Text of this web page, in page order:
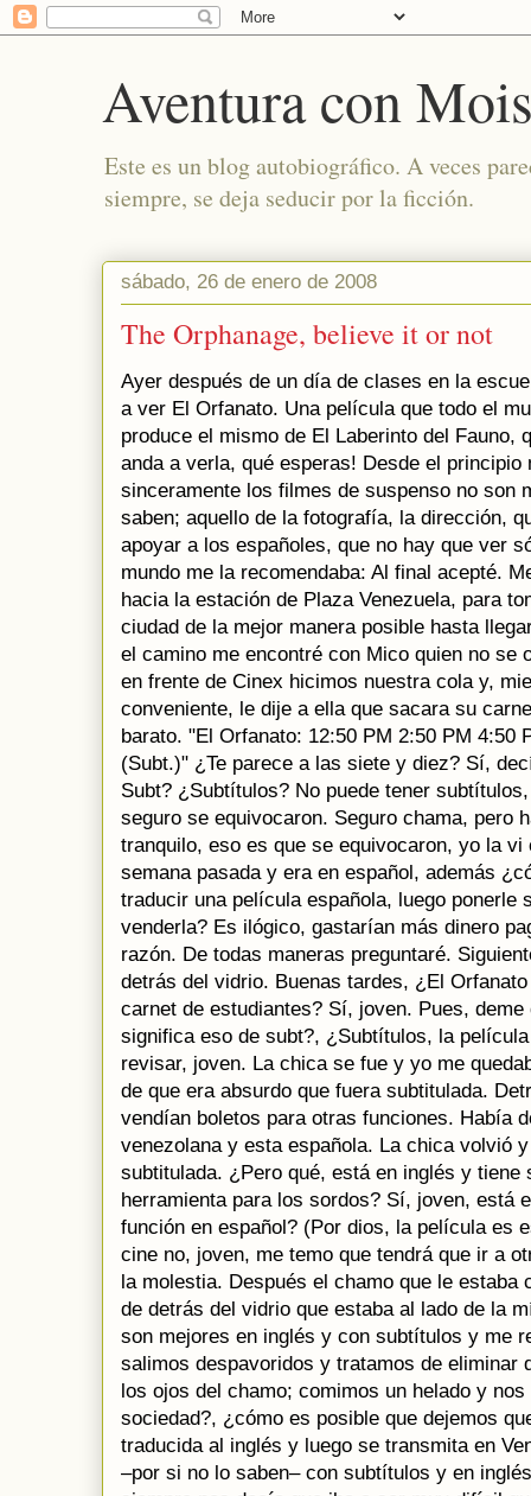
Aventura con
Este es un blog autobiográfico. A veces
siempre, se deja seducir por la ficción.
sábado, 26 de enero de 2008
The Orphanage, believe it or not
Ayer después de un día de clases en la
a ver El Orfanato. Una película que todo el
produce el mismo de El Laberinto del Fauno,
anda a verla, qué esperas! Desde el
sinceramente los filmes de suspenso no son
saben; aquello de la fotografía, la dirección,
apoyar a los españoles, que no hay que ver
mundo me la recomendaba: Al final acepté.
hacia la estación de Plaza Venezuela, para
ciudad de la mejor manera posible hasta
el camino me encontré con Mico quien no se
en frente de Cinex hicimos nuestra cola y,
conveniente, le dije a ella que sacara su
barato. "El Orfanato: 12:50 PM 2:50 PM 4:50
(Subt.)" ¿Te parece a las siete y diez? Sí,
Subt? ¿Subtítulos? No puede tener
seguro se equivocaron. Seguro chama, pero
tranquilo, eso es que se equivocaron, yo la vi
semana pasada y era en español, además
traducir una película española, luego ponerle
venderla? Es ilógico, gastarían más dinero
razón. De todas maneras preguntaré.
detrás del vidrio. Buenas tardes, ¿El
carnet de estudiantes? Sí, joven. Pues,
significa eso de subt?, ¿Subtítulos, la
revisar, joven. La chica se fue y yo me
de que era absurdo que fuera subtitulada.
vendían boletos para otras funciones. Había
venezolana y esta española. La chica volvió
subtitulada. ¿Pero qué, está en inglés y tiene
herramienta para los sordos? Sí, joven, está
función en español? (Por dios, la película es
cine no, joven, me temo que tendrá que ir a
la molestia. Después el chamo que le estaba
de detrás del vidrio que estaba al lado de la
son mejores en inglés y con subtítulos y me
salimos despavoridos y tratamos de eliminar
los ojos del chamo; comimos un helado y
sociedad?, ¿cómo es posible que dejemos
traducida al inglés y luego se transmita en
–por si no lo saben– con subtítulos y en